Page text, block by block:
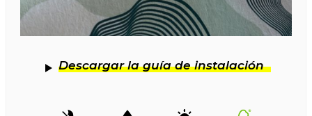
Descargar la guía de instalación